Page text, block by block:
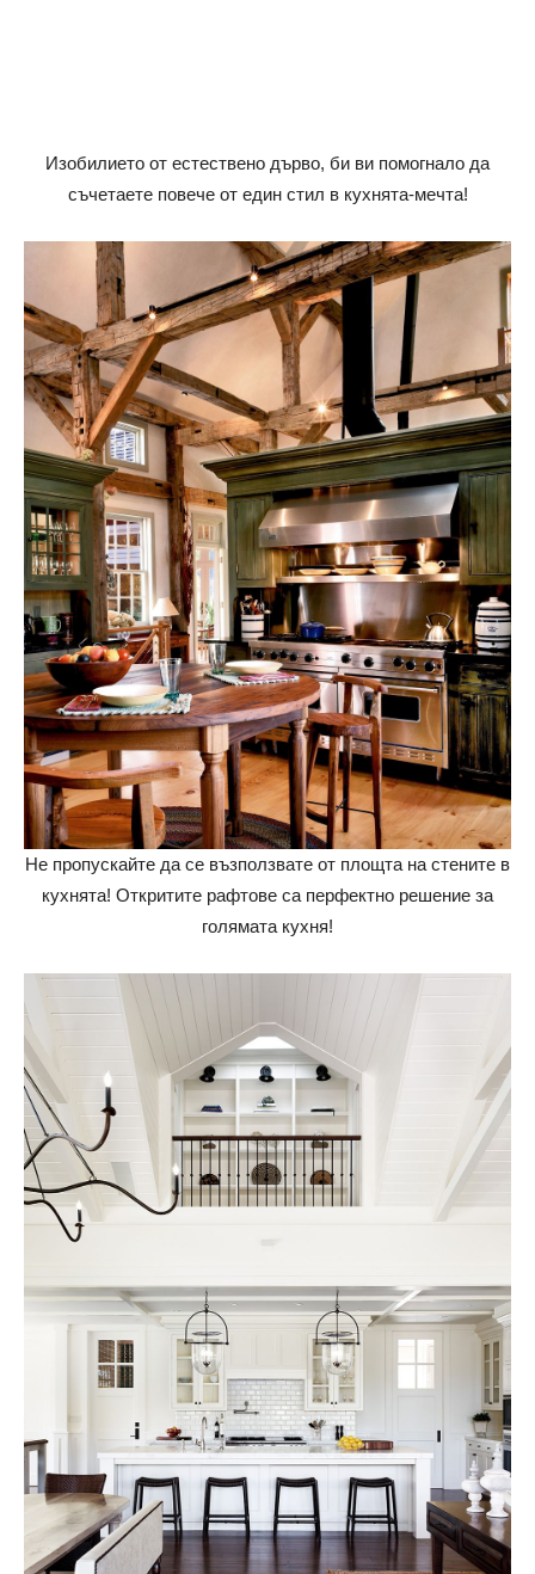
Изобилието от естествено дърво, би ви помогнало да
съчетаете повече от един стил в кухнята-мечта!
Не пропускайте да се възползвате от площта на стените в
кухнята! Откритите рафтове са перфектно решение за
голямата кухня!